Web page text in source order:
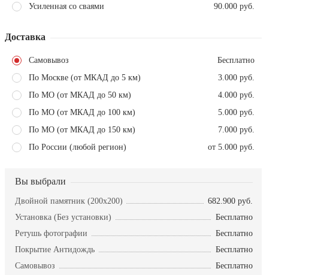
Усиленная со сваями
90.000 руб.
Доставка
Самовывоз
Бесплатно
По Москве (от МКАД до 5 км)
3.000 руб.
По МО (от МКАД до 50 км)
4.000 руб.
По МО (от МКАД до 100 км)
5.000 руб.
По МО (от МКАД до 150 км)
7.000 руб.
По России (любой регион)
от 5.000 руб.
Вы выбрали
Двойной памятник (200х200)
682.900 руб.
Установка (Без установки)
Бесплатно
Ретушь фотографии
Бесплатно
Покрытие Антидождь
Бесплатно
Самовывоз
Бесплатно